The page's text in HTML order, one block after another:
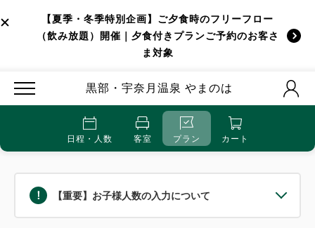
【夏季・冬季特別企画】ご夕食時のフリーフロー
（飲み放題）開催｜夕食付きプランご予約のお客さ
ま対象
黒部・宇奈月温泉 やまのは
日程・人数 客室 プラン カート
【重要】お子様人数の入力について